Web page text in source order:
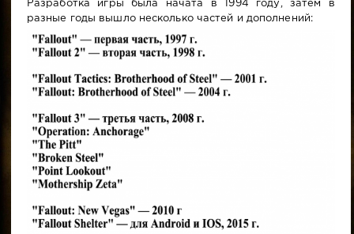
Разработка игры была начата в 1994 году, затем в
разные годы вышло несколько частей и дополнений: